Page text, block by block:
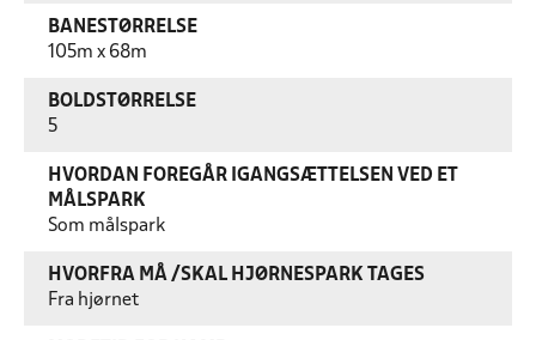
BANESTØRRELSE
105m x 68m
BOLDSTØRRELSE
5
HVORDAN FOREGÅR IGANGSÆTTELSEN VED ET
MÅLSPARK
Som målspark
HVORFRA MÅ /SKAL HJØRNESPARK TAGES
Fra hjørnet